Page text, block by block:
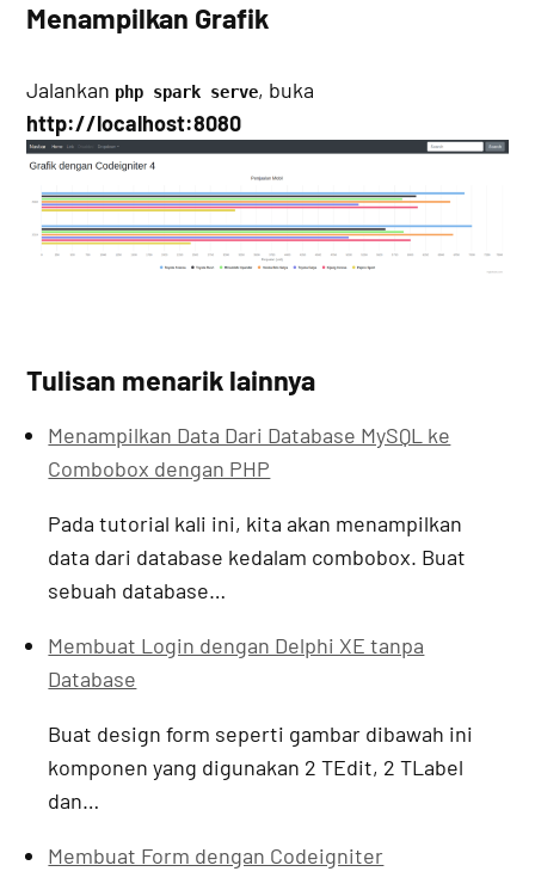
Menampilkan Grafik
Jalankan php spark serve, buka
http://localhost:8080
Tulisan menarik lainnya
Menampilkan Data Dari Database MySQL ke
Combobox dengan PHP
Pada tutorial kali ini, kita akan menampilkan
data dari database kedalam combobox. Buat
sebuah database…
Membuat Login dengan Delphi XE tanpa
Database
Buat design form seperti gambar dibawah ini
komponen yang digunakan 2 TEdit, 2 TLabel
dan…
Membuat Form dengan Codeigniter